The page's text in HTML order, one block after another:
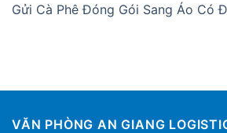
Gửi Cà Phê Đóng Gói Sang Áo Có
VĂN PHÒNG AN GIANG